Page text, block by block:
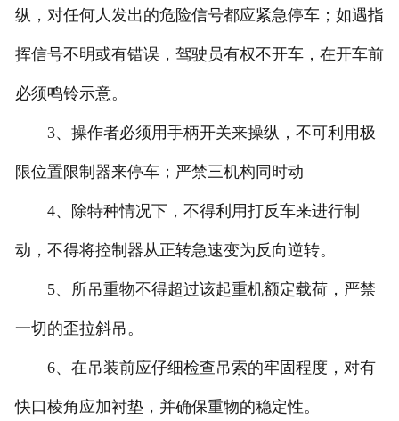
纵，对任何人发出的危险信号都应紧急停车；如遇指
挥信号不明或有错误，驾驶员有权不开车，在开车前
必须鸣铃示意。
3、操作者必须用手柄开关来操纵，不可利用极
限位置限制器来停车；严禁三机构同时动
4、除特种情况下，不得利用打反车来进行制
动，不得将控制器从正转急速变为反向逆转。
5、所吊重物不得超过该起重机额定载荷，严禁
一切的歪拉斜吊。
6、在吊装前应仔细检查吊索的牢固程度，对有
快口棱角应加衬垫，并确保重物的稳定性。